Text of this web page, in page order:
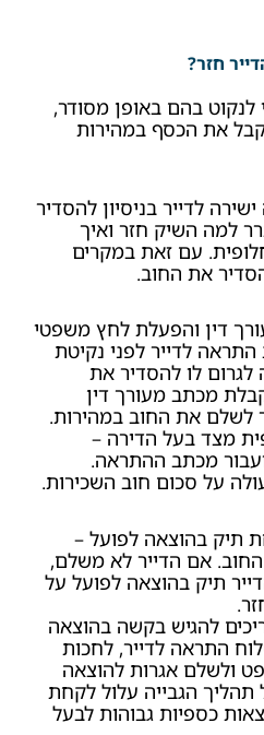
חזר?
בהם באופן מסודר,
את הכסף במהירות
לדייר בניסיון להסדיר
למה השיק חזר ואיך
עם זאת במקרים
את החוב.
דין והפעלת לחץ משפטי
לדייר לפני נקיטת
לו להסדיר את
מכתב מעורך דין
לשלם את החוב במהירות.
מצד בעל הדירה –
מכתב ההתראה.
על סכום חוב השכירות.
תיק בהוצאה לפועל –
אם הדייר לא משלם,
תיק בהוצאה לפועל על
להגיש בקשה בהוצאה
התראה לדייר, לחכות
ולשלם אגרות להוצאה
הגבייה עלול לקחת
כספיות גבוהות לבעל